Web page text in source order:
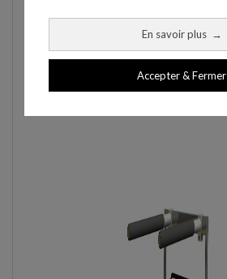
En savoir plus →
Accepter & Fermer
Mains courantes réglables